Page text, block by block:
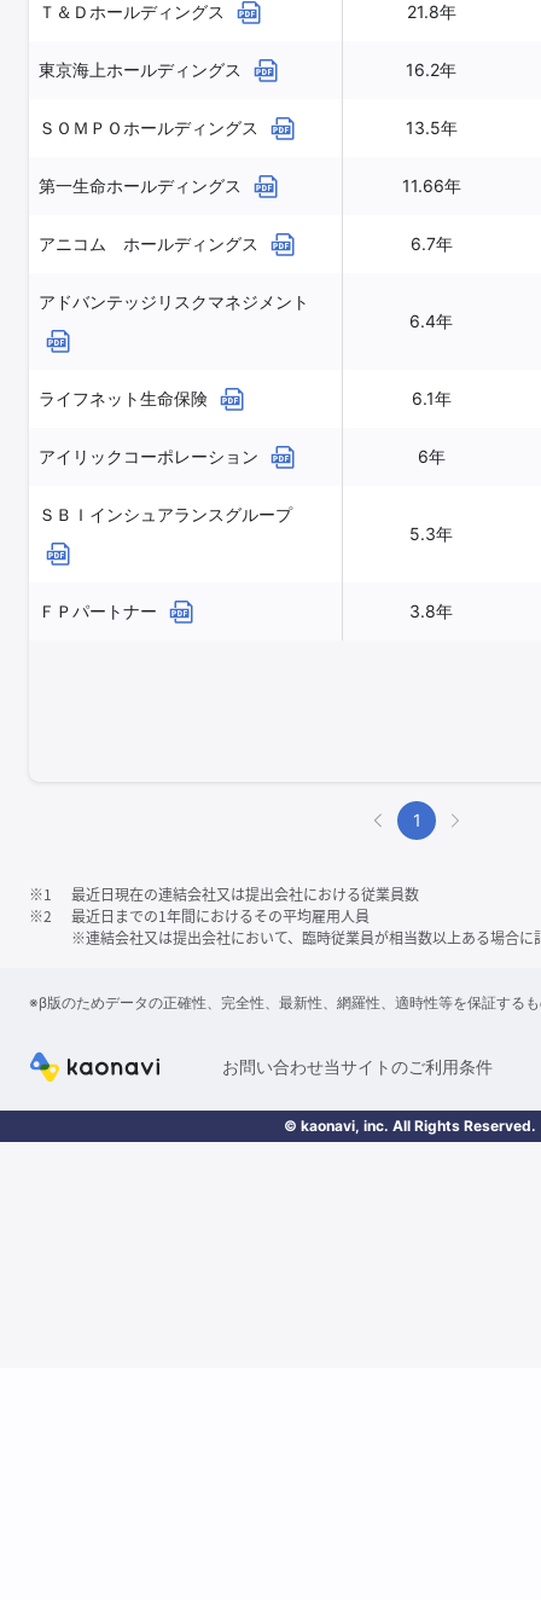
Ｔ＆Ｄホールディングス 21.8年
東京海上ホールディングス 16.2年
ＳＯＭＰＯホールディングス 13.5年
第一生命ホールディングス 11.66年
アニコム ホールディングス 6.7年
アドバンテッジリスクマネジメント
6.4年
ライフネット生命保険 6.1年
アイリックコーポレーション 6年
ＳＢＩインシュアランスグループ
5.3年
ＦＰパートナー 3.8年
1
※1
最近日現在の連結会社又は提出会社における従業員数
※2
最近日までの1年間におけるその平均雇用人員
※連結会社又は提出会社において、臨時従業員が相当数以上ある場合に
※β版のためデータの正確性、完全性、最新性、網羅性、適時性等を保証する
お問い合わせ当サイトのご利用条件
© kaonavi, inc. All Rights Reserved.